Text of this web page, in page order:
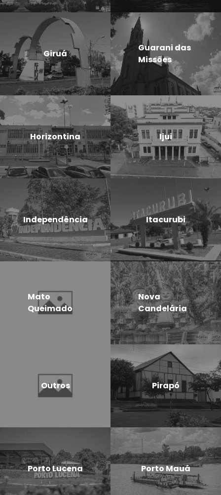
Giruá
Guarani das
Missões
Horizontina Ijui
Independência Itacurubi
Mato
Queimado
Nova
Candelária
Outros Pirapó
Porto Lucena Porto Mauá